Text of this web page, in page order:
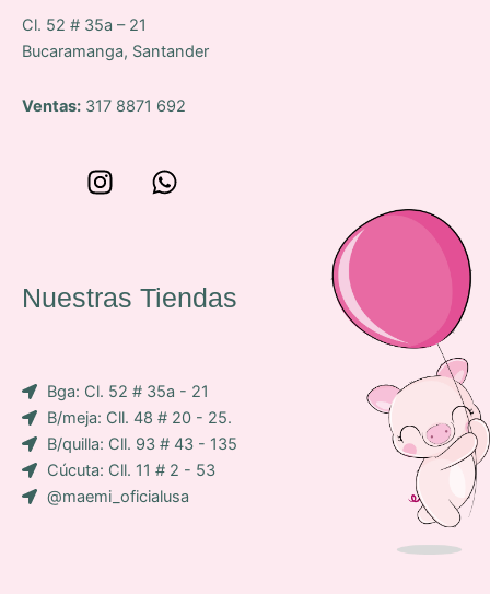
Cl. 52 # 35a – 21
Bucaramanga, Santander
Ventas: 317 8871 692
e
p
c
o
n
-
f
I
a
g
m
W
s
a
Nuestras Tiendas
Bga: Cl. 52 # 35a - 21
B/meja: Cll. 48 # 20 - 25.
B/quilla: Cll. 93 # 43 - 135
Cúcuta: Cll. 11 # 2 - 53
@maemi_oficialusa